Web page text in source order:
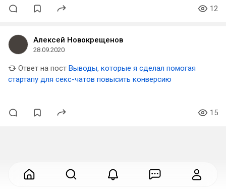
12
Алексей Новокрещенов
28.09.2020
Ответ на пост Выводы, которые я сделал помогая
стартапу для секс-чатов повысить конверсию
15